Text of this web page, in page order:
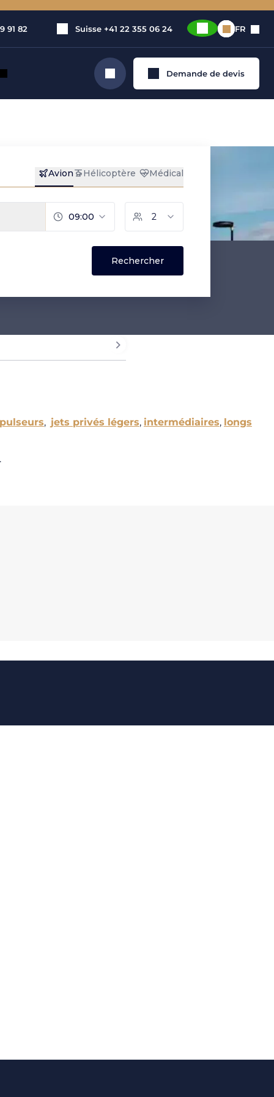
91 82 Suisse +41 22 355 06 24 FR
Rechercher Demande de devis
, jets privés légers, intermédiaires, longs
.